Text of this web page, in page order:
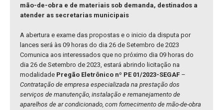
mão-de-obra e de materiais sob demanda, destinados a
atender as secretarias municipais
A abertura e exame das propostas e o inicio da disputa por
lances será às 09 horas do dia 26 de Setembro de 2023
Comunica aos interessados que no próximo dia 09 horas do
dia 26 de Setembro de 2023, estará abrindo licitação na
modalidade Pregão Eletrônico nº PE 01/2023-SEGAF –
Contratação de empresa especializada na prestação dos
serviços de manutenção, instalação e remanejamento de
aparelhos de ar condicionado, com fornecimento de mão-de-obra